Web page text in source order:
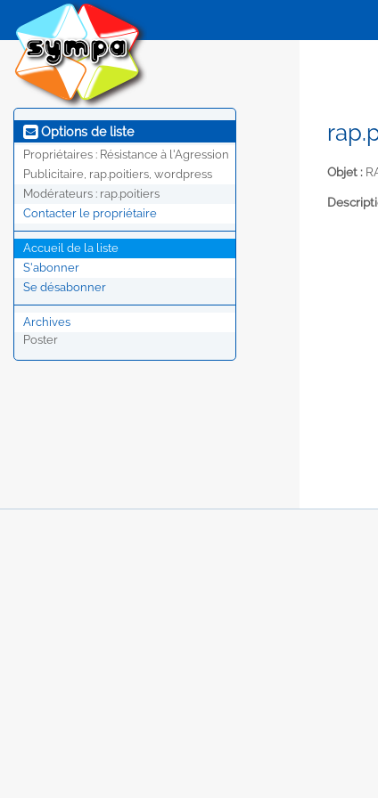
Options de liste
Propriétaires : Résistance à l'Agression
Publicitaire, rap.poitiers, wordpress
Modérateurs : rap.poitiers
Contacter le propriétaire
Accueil de la liste
S'abonner
Se désabonner
Archives
Poster
Objet :